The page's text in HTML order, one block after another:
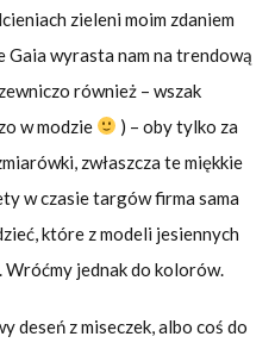
zieleni moim zdaniem
Gaia wyrasta nam na trendową
również – wszak
w modzie
) – oby tylko za
zwłaszcza te miękkie
w czasie targów firma sama
które z modeli jesiennych
jednak do kolorów.
deseń z miseczek, albo coś do